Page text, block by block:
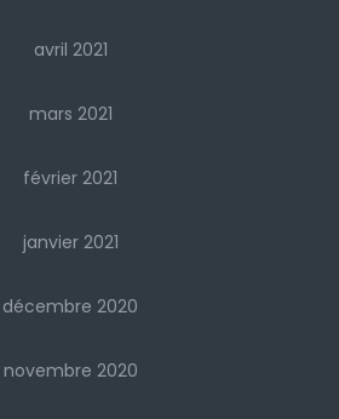
avril 2021
mars 2021
février 2021
janvier 2021
décembre 2020
novembre 2020